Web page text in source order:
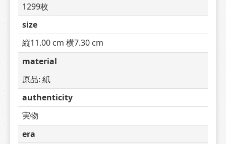
1299枚
size
縦11.00 cm 横7.30 cm
material
原品: 紙
authenticity
実物
era